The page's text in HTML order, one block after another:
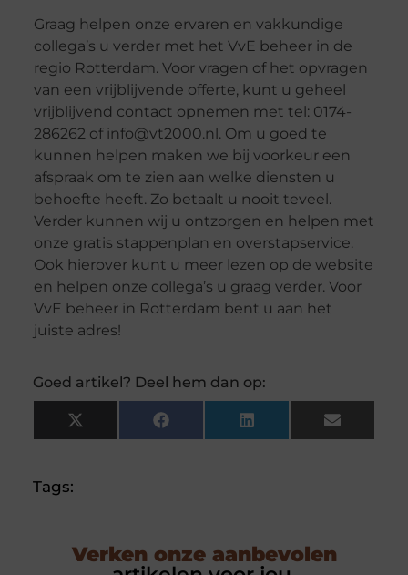
Graag helpen onze ervaren en vakkundige
collega’s u verder met het VvE beheer in de
regio Rotterdam. Voor vragen of het opvragen
van een vrijblijvende offerte, kunt u geheel
vrijblijvend contact opnemen met tel: 0174-
286262 of info@vt2000.nl. Om u goed te
kunnen helpen maken we bij voorkeur een
afspraak om te zien aan welke diensten u
behoefte heeft. Zo betaalt u nooit teveel.
Verder kunnen wij u ontzorgen en helpen met
onze gratis stappenplan en overstapservice.
Ook hierover kunt u meer lezen op de website
en helpen onze collega’s u graag verder. Voor
VvE beheer in Rotterdam bent u aan het
juiste adres!
Goed artikel? Deel hem dan op:
X
(Twitter)
Facebook LinkedIn Email
Tags:
Verken onze aanbevolen